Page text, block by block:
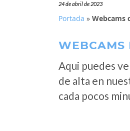
24 de abril de 2023
Portada » Webcams
WEBCAMS
Aqui puedes
de alta en
cada pocos